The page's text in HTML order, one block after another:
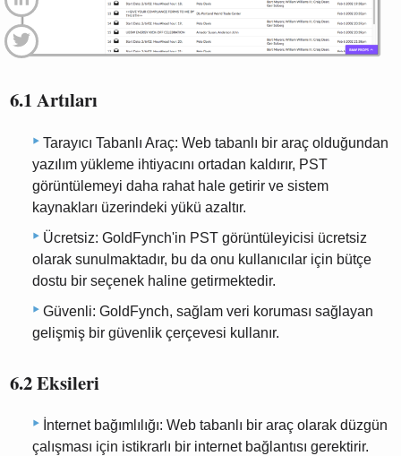
6.1 Artıları
Tarayıcı Tabanlı Araç: Web tabanlı bir araç olduğundan
yazılım yükleme ihtiyacını ortadan kaldırır, PST
görüntülemeyi daha rahat hale getirir ve sistem
kaynakları üzerindeki yükü azaltır.
Ücretsiz: GoldFynch'in PST görüntüleyicisi ücretsiz
olarak sunulmaktadır, bu da onu kullanıcılar için bütçe
dostu bir seçenek haline getirmektedir.
Güvenli: GoldFynch, sağlam veri koruması sağlayan
gelişmiş bir güvenlik çerçevesi kullanır.
6.2 Eksileri
İnternet bağımlılığı: Web tabanlı bir araç olarak düzgün
çalışması için istikrarlı bir internet bağlantısı gerektirir.